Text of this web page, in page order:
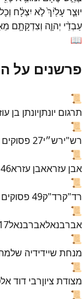
יוּצַ֤רעָלַ֙יִךְ֙לֹ֣א יִצְלָ֔ח
עַבְדֵ֨י יְהוָ֧ה וְצִדְקָתָ֛ם
📖
פרשנים על
📜
תרגום יונתןיונתן בן
📜
רש"ירש״י27 פסוקים
📜
אבן עזראאבן עזרא46
📜
רד"קרד"ק49 פסוקים
📜
אברבנאלאברבנאל
📜
מנחת שיידידיה
📜
מצודת ציוןרבי דוד
📜